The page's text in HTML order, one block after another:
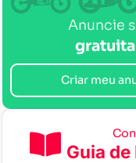
Anuncie
Criar meu
Guia